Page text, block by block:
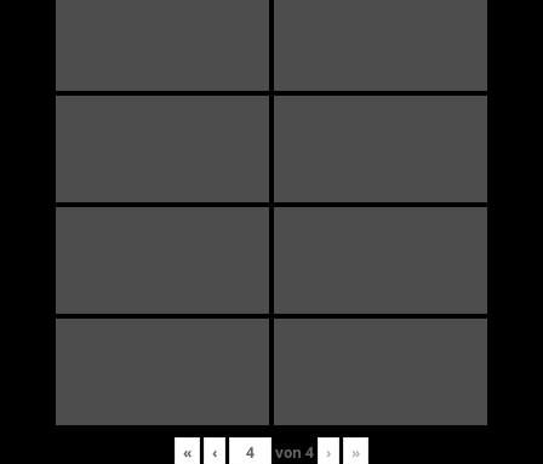
« ‹ von 4 › »